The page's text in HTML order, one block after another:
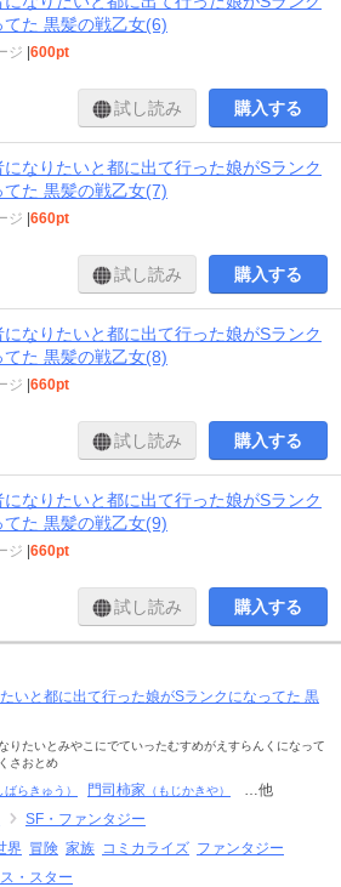
てた 黒髪の戦乙女(6)
ジ |600pt
試し読み 購入する
になりたいと都に出て行った娘がSランク
てた 黒髪の戦乙女(7)
ジ |660pt
試し読み 購入する
になりたいと都に出て行った娘がSランク
てた 黒髪の戦乙女(8)
ジ |660pt
試し読み 購入する
になりたいと都に出て行った娘がSランク
てた 黒髪の戦乙女(9)
ジ |660pt
試し読み 購入する
いと都に出て行った娘がSランクになってた 黒
りたいとみやこにでていったむすめがえすらんくになって
さおとめ
ばらきゅう） 門司柿家 （もじかきや）
…他
SF・ファンタジー
界 冒険 家族 コミカライズ ファンタジー
・スター